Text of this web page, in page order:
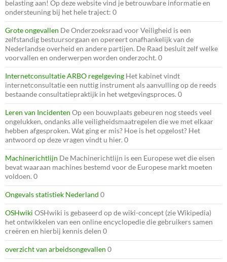
belasting aan! Op deze website vind je betrouwbare informatie en
ondersteuning bij het hele traject: 0
Grote ongevallen De Onderzoeksraad voor Veiligheid is een
zelfstandig bestuursorgaan en opereert onafhankelijk van de
Nederlandse overheid en andere partijen. De Raad besluit zelf welke
voorvallen en onderwerpen worden onderzocht. 0
Internetconsultatie ARBO regelgeving Het kabinet vindt
internetconsultatie een nuttig instrument als aanvulling op de reeds
bestaande consultatiepraktijk in het wetgevingsproces. 0
Leren van Incidenten Op een bouwplaats gebeuren nog steeds veel
ongelukken, ondanks alle veiligheidsmaatregelen die we met elkaar
hebben afgesproken. Wat ging er mis? Hoe is het opgelost? Het
antwoord op deze vragen vindt u hier. 0
Machinerichtlijn De Machinerichtlijn is een Europese wet die eisen
bevat waaraan machines bestemd voor de Europese markt moeten
voldoen. 0
Ongevals statistiek Nederland 0
OSHwiki OSHwiki is gebaseerd op de wiki-concept (zie Wikipedia)
het ontwikkelen van een online encyclopedie die gebruikers samen
creëren en hierbij kennis delen 0
overzicht van arbeidsongevallen 0